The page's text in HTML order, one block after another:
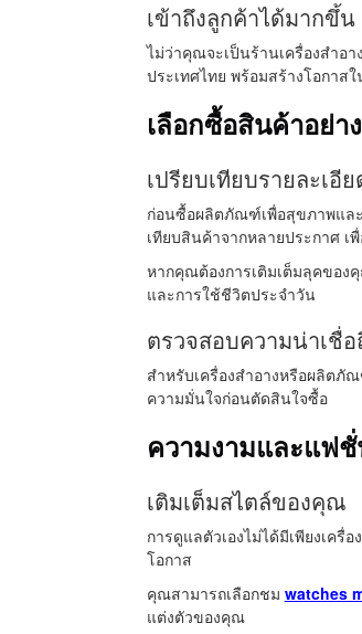
เข้าถึงลูกค้าได้มากขึ้น
ไม่ว่าคุณจะเป็นร้านเครื่องสำอ
ประเทศไทย พร้อมสร้างโอกาส
เลือกซื้อสินค้าอย่
เปรียบเทียบรายละเอี
ก่อนซื้อผลิตภัณฑ์เพื่อสุขภาพแล
เทียบสินค้าจากหลายประกาศ
หากคุณต้องการเติมเต็มลุคขอ
และการใช้ชีวิตประจำวัน
ตรวจสอบความน่าเชื่
สำหรับเครื่องสำอางหรือผลิตภั
ความมั่นใจก่อนตัดสินใจซื้อ
ความงามและแฟ
เติมเต็มสไตล์ของคุณ
การดูแลตัวเองไม่ได้มีเพียงเค
โอกาส
คุณสามารถเลือกชม watches
แต่งตัวของคุณ